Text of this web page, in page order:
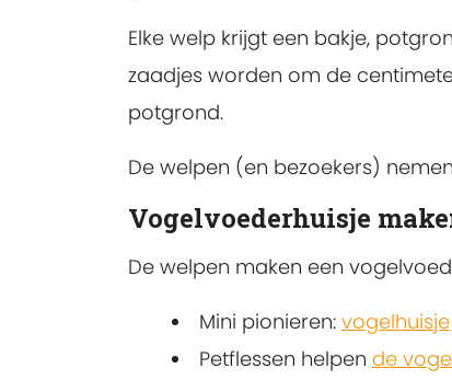
Elke welp krijgt een bakje,
zaadjes worden om de
potgrond.
De welpen (en bezoekers)
Vogelvoederhuisje
De welpen maken een
Mini pionieren: vogelhuisje
Petflessen helpen de